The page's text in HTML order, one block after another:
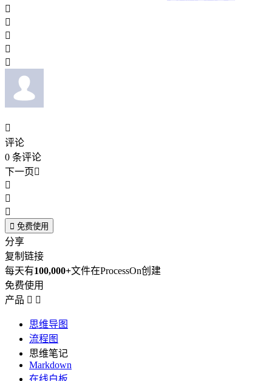






评论
0 条评论
下一页



 免费使用
分享
复制链接
每天有100,000+文件在ProcessOn创建
免费使用
产品  
思维导图
流程图
思维笔记
Markdown
在线白板